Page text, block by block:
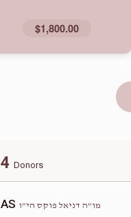
$1,800.00
4 Donors
AS מו"ה דניאל פוקס הי"ו